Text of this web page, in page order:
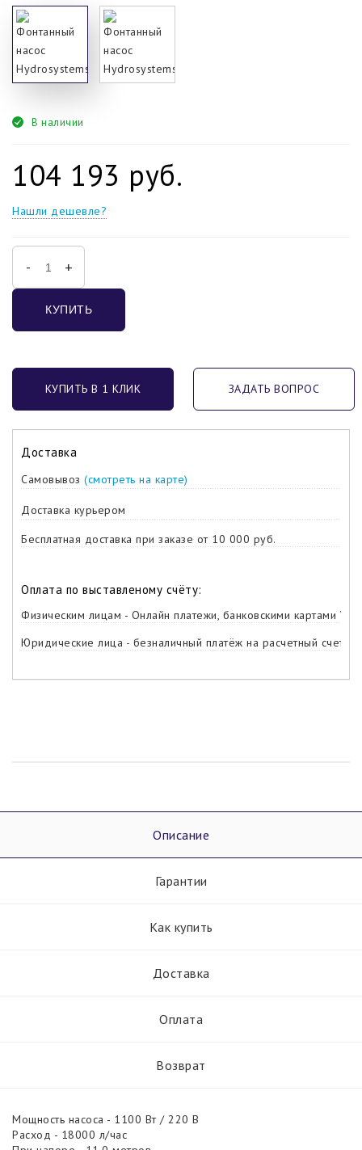
В наличии
104 193 руб.
Нашли дешевле?
- +
КУПИТЬ
КУПИТЬ В 1 КЛИК ЗАДАТЬ ВОПРОС
Доставка
Самовывоз (смотреть на карте)
Доставка курьером
Бесплатная доставка при заказе от 10 000 руб.
Оплата по выставленому счёту:
Физическим лицам - Онлайн платежи, банковскими картами
Юридические лица - безналичный платёж на расчетный счет
Описание
Гарантии
Как купить
Доставка
Оплата
Возврат
Мощность насоса - 1100 Вт / 220 В
Расход - 18000 л/час